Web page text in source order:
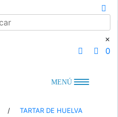
×
0
MENÚ
/ TARTAR DE HUELVA